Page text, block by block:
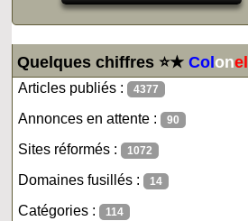
Quelques chiffres ⭐★Colonel
Articles publiés : 4377
Annonces en attente : 90
Sites réformés : 1072
Domaines fusillés : 14
Catégories : 114